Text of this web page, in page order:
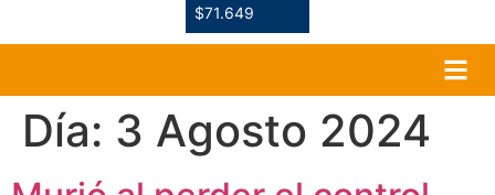
$71.649
Día: 3 Agosto 2024